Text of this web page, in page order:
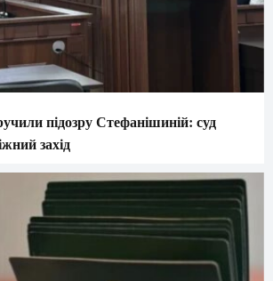
підозру Стефанішиній: суд
захід